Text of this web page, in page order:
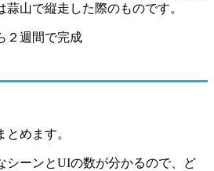
山で縦走した際のものです。
２週間で完成
めます。
シーンとUIの数が分かるので、ど